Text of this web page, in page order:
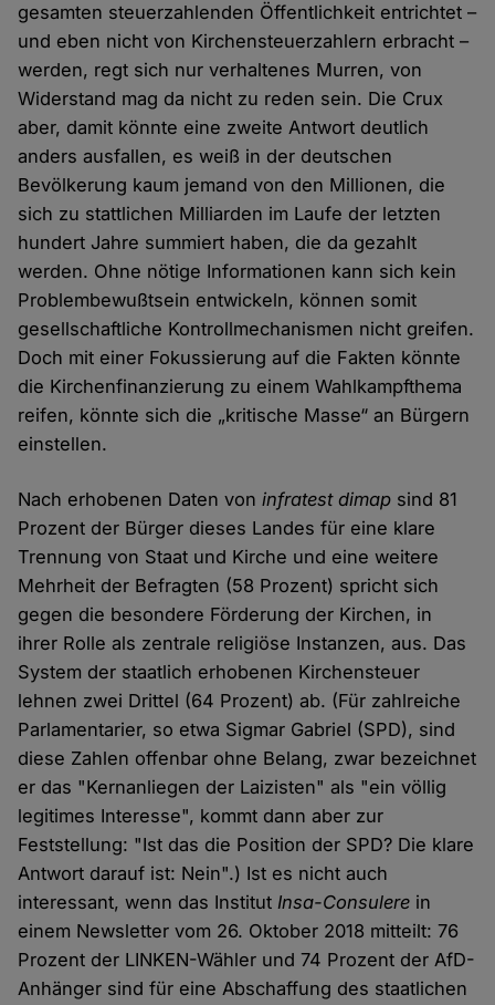
gesamten steuerzahlenden Öffentlichkeit entrichtet –
und eben nicht von Kirchensteuerzahlern erbracht –
werden, regt sich nur verhaltenes Murren, von
Widerstand mag da nicht zu reden sein. Die Crux
aber, damit könnte eine zweite Antwort deutlich
anders ausfallen, es weiß in der deutschen
Bevölkerung kaum jemand von den Millionen, die
sich zu stattlichen Milliarden im Laufe der letzten
hundert Jahre summiert haben, die da gezahlt
werden. Ohne nötige Informationen kann sich kein
Problembewußtsein entwickeln, können somit
gesellschaftliche Kontrollmechanismen nicht greifen.
Doch mit einer Fokussierung auf die Fakten könnte
die Kirchenfinanzierung zu einem Wahlkampfthema
reifen, könnte sich die „kritische Masse“ an Bürgern
einstellen.
Nach erhobenen Daten voninfratest dimap sind 81
Prozent der Bürger dieses Landes für eine klare
Trennung von Staat und Kirche und eine weitere
Mehrheit der Befragten (58 Prozent) spricht sich
gegen die besondere Förderung der Kirchen, in
ihrer Rolle als zentrale religiöse Instanzen, aus. Das
System der staatlich erhobenen Kirchensteuer
lehnen zwei Drittel (64 Prozent) ab. (Für zahlreiche
Parlamentarier, so etwa Sigmar Gabriel (SPD), sind
diese Zahlen offenbar ohne Belang, zwar bezeichnet
er das "Kernanliegen der Laizisten" als "ein völlig
legitimes Interesse", kommt dann aber zur
Feststellung: "Ist das die Position der SPD? Die klare
Antwort darauf ist: Nein".) Ist es nicht auch
interessant, wenn das InstitutInsa-Consulere in
einem Newsletter vom 26. Oktober 2018 mitteilt: 76
Prozent der LINKEN-Wähler und 74 Prozent der AfD-
Anhänger sind für eine Abschaffung des staatlichen